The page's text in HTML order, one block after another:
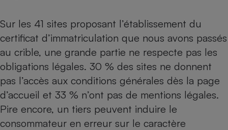
Sur les 41 sites proposant l’établissement du
certificat d’immatriculation que nous avons passés
au crible, une grande partie ne respecte pas les
obligations légales. 30 % des sites ne donnent
pas l’accès aux conditions générales dès la page
d’accueil et 33 % n’ont pas de mentions légales.
Pire encore, un tiers peuvent induire le
consommateur en erreur sur le caractère
Ventilateur